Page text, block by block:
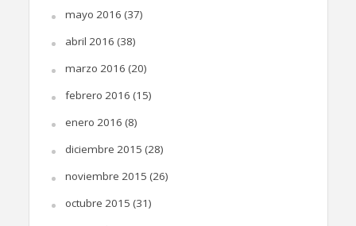
mayo 2016 (37)
abril 2016 (38)
marzo 2016 (20)
febrero 2016 (15)
enero 2016 (8)
diciembre 2015 (28)
noviembre 2015 (26)
octubre 2015 (31)